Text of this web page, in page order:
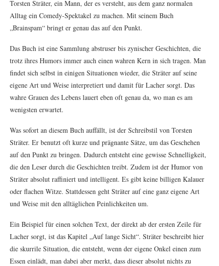
Torsten Sträter, ein Mann, der es versteht, aus dem ganz normalen
Alltag ein Comedy-Spektakel zu machen. Mit seinem Buch
„Brainspam“ bringt er genau das auf den Punkt.
Das Buch ist eine Sammlung abstruser bis zynischer Geschichten, die
trotz ihres Humors immer auch einen wahren Kern in sich tragen. Man
findet sich selbst in einigen Situationen wieder, die Sträter auf seine
eigene Art und Weise interpretiert und damit für Lacher sorgt. Das
wahre Grauen des Lebens lauert eben oft genau da, wo man es am
wenigsten erwartet.
Was sofort an diesem Buch auffällt, ist der Schreibstil von Torsten
Sträter. Er benutzt oft kurze und prägnante Sätze, um das Geschehen
auf den Punkt zu bringen. Dadurch entsteht eine gewisse Schnelligkeit,
die den Leser durch die Geschichten treibt. Zudem ist der Humor von
Sträter absolut raffiniert und intelligent. Es gibt keine billigen Kalauer
oder flachen Witze. Stattdessen geht Sträter auf eine ganz eigene Art
und Weise mit den alltäglichen Peinlichkeiten um.
Ein Beispiel für einen solchen Text, der direkt ab der ersten Zeile für
Lacher sorgt, ist das Kapitel „Auf lange Sicht“. Sträter beschreibt hier
die skurrile Situation, die entsteht, wenn der eigene Onkel einen zum
Essen einlädt, man dabei aber merkt, dass dieser absolut nichts zu